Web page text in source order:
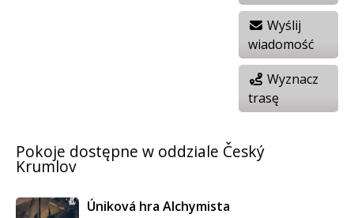
Wyślij
wiadomość
Wyznacz
trasę
Pokoje dostępne w oddziale Český
Krumlov
Úniková hra Alchymista